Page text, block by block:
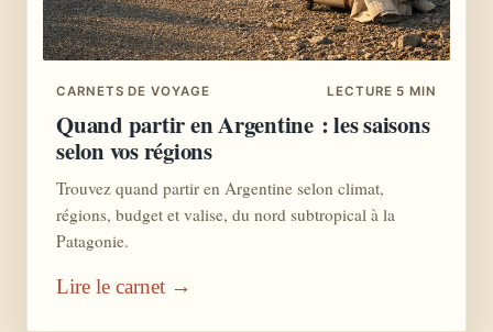
CARNETS DE VOYAGE LECTURE 5 MIN
Quand partir en Argentine : les saisons
selon vos régions
Trouvez quand partir en Argentine selon climat,
régions, budget et valise, du nord subtropical à la
Patagonie.
Lire le carnet →